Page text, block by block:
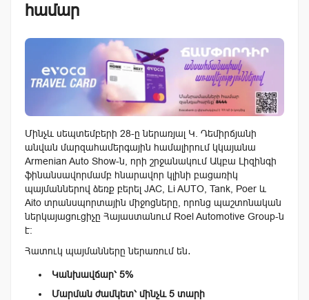
համար
Մինչև սեպտեմբերի 28-ը ներառյալ Կ. Դեմիրճյանի
անվան մարզահամերգային համալիրում կկայանա
Armenian Auto Show-ն, որի շրջանակում Ակբա Լիզինգի
ֆինանսավորմամբ հնարավոր կլինի բացառիկ
պայմաններով ձեռք բերել JAC, Li AUTO, Tank, Poer և
Aito տրանսպորտային միջոցները, որոնց պաշտոնական
ներկայացուցիչը Հայաստանում Roel Automotive Group-ն
է։
Հատուկ պայմանները ներառում են․
Կանխավճար՝ 5%
Մարման ժամկետ՝ մինչև5 տարի